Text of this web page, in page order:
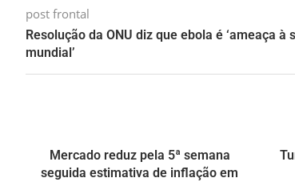
post frontal
Resolução da ONU diz que ebola é ‘ameaça à
mundial’
Mercado reduz pela 5ª semana
seguida estimativa de inflação em